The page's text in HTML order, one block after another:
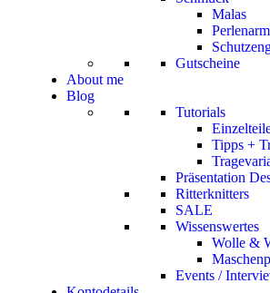
Malas
Gutscheine
About me
Blog
Tutorials
Tipps +
Präsentation
Ritterknitters
SALE
Wissenswertes
Wolle &
Events /